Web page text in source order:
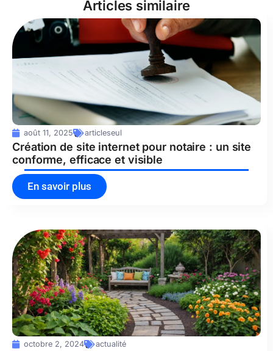
Articles similaire
août 11, 2025 articleseul
Création de site internet pour notaire : un site
conforme, efficace et visible
En savoir plus
octobre 2, 2024 actualité